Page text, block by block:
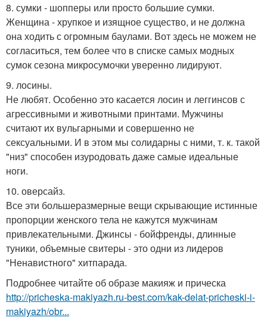
8. сумки - шопперы или просто большие сумки.
Женщина - хрупкое и изящное существо, и не должна
она ходить с огромным баулами. Вот здесь не можем не
согласиться, тем более что в списке самых модных
сумок сезона микросумочки уверенно лидируют.
9. лосины.
Не любят. Особенно это касается лосин и леггинсов с
агрессивными и животными принтами. Мужчины
считают их вульгарными и совершенно не
сексуальными. И в этом мы солидарны с ними, т. к. такой
"низ" способен изуродовать даже самые идеальные
ноги.
10. оверсайз.
Все эти большеразмерные вещи скрывающие истинные
пропорции женского тела не кажутся мужчинам
привлекательными. Джинсы - бойфренды, длинные
туники, объемные свитеры - это одни из лидеров
"Ненавистного" хитпарада.
Подробнее читайте об образе макияж и прическа
http://pricheska-makiyazh.ru-best.com/kak-delat-pricheski-i-
makiyazh/obr...